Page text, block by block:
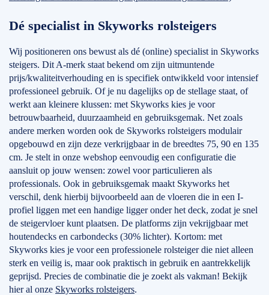
Dé specialist in Skyworks rolsteigers
Wij positioneren ons bewust als dé (online) specialist in Skyworks
steigers. Dit A-merk staat bekend om zijn uitmuntende
prijs/kwaliteitverhouding en is specifiek ontwikkeld voor intensief
professioneel gebruik. Of je nu dagelijks op de stellage staat, of
werkt aan kleinere klussen: met Skyworks kies je voor
betrouwbaarheid, duurzaamheid en gebruiksgemak. Net zoals
andere merken worden ook de Skyworks rolsteigers modulair
opgebouwd en zijn deze verkrijgbaar in de breedtes 75, 90 en 135
cm. Je stelt in onze webshop eenvoudig een configuratie die
aansluit op jouw wensen: zowel voor particulieren als
professionals. Ook in gebruiksgemak maakt Skyworks het
verschil, denk hierbij bijvoorbeeld aan de vloeren die in een I-
profiel liggen met een handige ligger onder het deck, zodat je snel
de steigervloer kunt plaatsen. De platforms zijn vekrijgbaar met
houtendecks en carbondecks (30% lichter). Kortom: met
Skyworks kies je voor een professionele rolsteiger die niet alleen
sterk en veilig is, maar ook praktisch in gebruik en aantrekkelijk
geprijsd. Precies de combinatie die je zoekt als vakman! Bekijk
hier al onze Skyworks rolsteigers.